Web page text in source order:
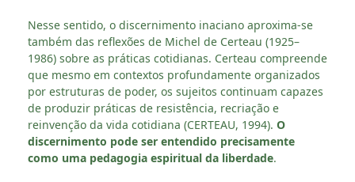
Nesse sentido, o discernimento inaciano aproxima-se
também das reflexões de Michel de Certeau (1925–
1986) sobre as práticas cotidianas. Certeau compreende
que mesmo em contextos profundamente organizados
por estruturas de poder, os sujeitos continuam capazes
de produzir práticas de resistência, recriação e
reinvenção da vida cotidiana (CERTEAU, 1994). O
discernimento pode ser entendido precisamente
como uma pedagogia espiritual da liberdade.